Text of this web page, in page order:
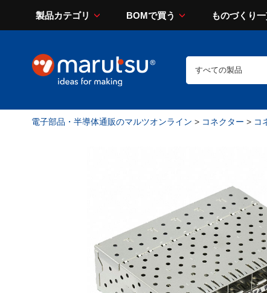
製品カテゴリ BOMで買う ものづくり
電子部品・半導体通販のマルツオンライン > コネクター > コ